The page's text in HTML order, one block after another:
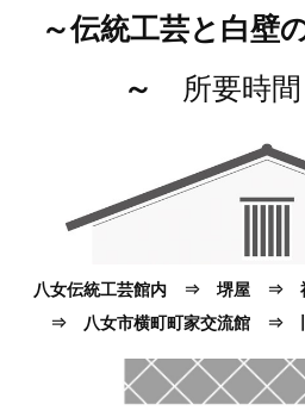
～伝統工芸と白壁
～
所要時
八女伝統工芸館内 ⇒ 堺屋 ⇒
⇒ 八女市横町町家交流館 ⇒